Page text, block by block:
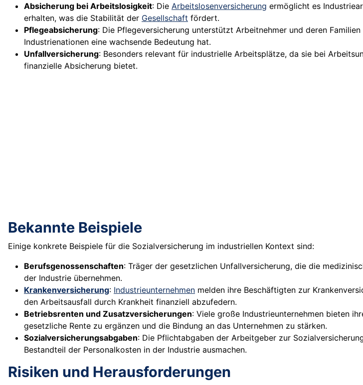
Absicherung bei Arbeitslosigkeit: Die Arbeitslosenversicherung ermöglicht es
erhalten, was die Stabilität der Gesellschaft fördert.
Pflegeabsicherung: Die Pflegeversicherung unterstützt Arbeitnehmer und deren
Industrienationen eine wachsende Bedeutung hat.
Unfallversicherung: Besonders relevant für industrielle Arbeitsplätze, da sie bei
finanzielle Absicherung bietet.
Bekannte Beispiele
Einige konkrete Beispiele für die Sozialversicherung im industriellen Kontext sind:
Berufsgenossenschaften: Träger der gesetzlichen Unfallversicherung, die die
der Industrie übernehmen.
Krankenversicherung: Industrieunternehmen melden ihre Beschäftigten zur
den Arbeitsausfall durch Krankheit finanziell abzufedern.
Betriebsrenten und Zusatzversicherungen: Viele große Industrieunternehmen bieten
gesetzliche Rente zu ergänzen und die Bindung an das Unternehmen zu stärken.
Sozialversicherungsabgaben: Die Pflichtabgaben der Arbeitgeber zur
Bestandteil der Personalkosten in der Industrie ausmachen.
Risiken und Herausforderungen